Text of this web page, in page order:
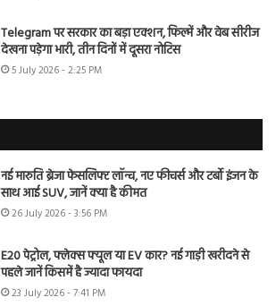
Telegram पर सरकार का बड़ा एक्शन, फिल्में और वेब सीरीज
देखना पड़ेगा भारी, तीन दिनों में दूसरा नोटिस
5 July 2026 - 2:25 PM
नई मारुति ब्रेजा फेसलिफ्ट लॉन्च, नए फीचर्स और टर्बो इंजन के
साथ आई SUV, जानें क्या है कीमत
26 July 2026 - 3:56 PM
E20 पेट्रोल, फ्लेक्स फ्यूल या EV कार? नई गाड़ी खरीदने से
पहले जानें किसमें है ज्यादा फायदा
23 July 2026 - 7:41 PM